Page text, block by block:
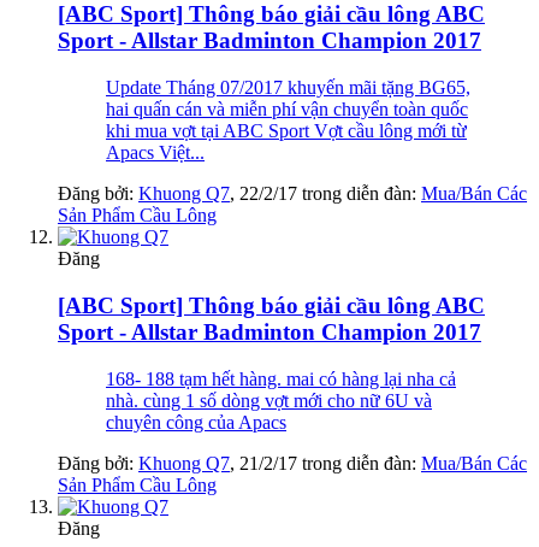
[ABC Sport] Thông báo giải cầu lông ABC
Sport - Allstar Badminton Champion 2017
Update Tháng 07/2017 khuyến mãi tặng BG65,
hai quấn cán và miễn phí vận chuyển toàn quốc
khi mua vợt tại ABC Sport Vợt cầu lông mới từ
Apacs Việt...
Đăng bởi: Khuong Q7, 22/2/17 trong diễn đàn: Mua/Bán Các
Sản Phẩm Cầu Lông
Đăng
[ABC Sport] Thông báo giải cầu lông ABC
Sport - Allstar Badminton Champion 2017
168- 188 tạm hết hàng. mai có hàng lại nha cả
nhà. cùng 1 số dòng vợt mới cho nữ 6U và
chuyên công của Apacs
Đăng bởi: Khuong Q7, 21/2/17 trong diễn đàn: Mua/Bán Các
Sản Phẩm Cầu Lông
Đăng